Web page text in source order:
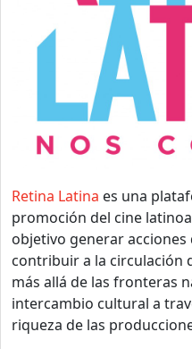
Retina Latina es una
promoción del cine
objetivo generar
contribuir a la circulación
más allá de las fronteras
intercambio cultural a
riqueza de las